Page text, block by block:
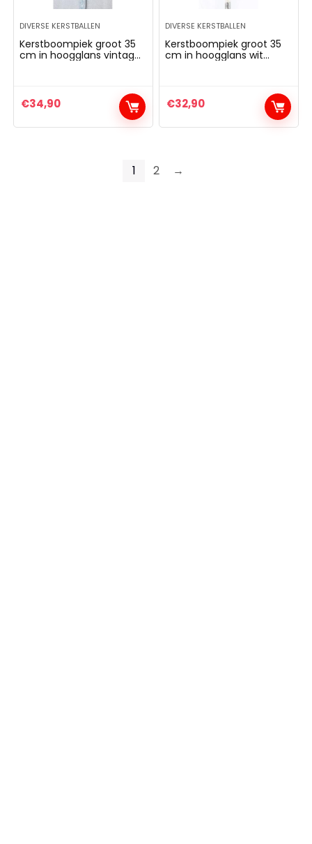
DIVERSE KERSTBALLEN
Kerstboompiek groot 35
cm in hoogglans vintage
kerstboom kerstboom
kerstboom kerstboom
kerstboom kerstboom
€34,90
DIVERSE KERSTBALLEN
Kerstboompiek groot 35
cm in hoogglans wit
kerstboom kerstboom
kerstboom kerstboom
kerstboom kerstboom
€32,90
1 2 →